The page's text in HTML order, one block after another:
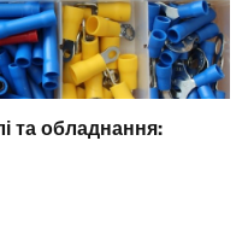
та обладнання: